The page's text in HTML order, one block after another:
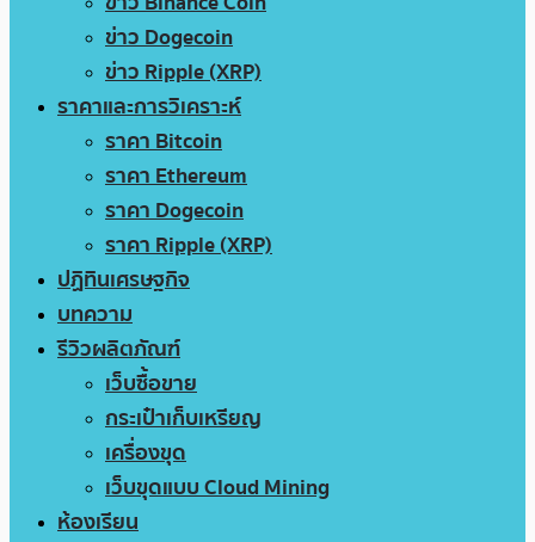
ข่าว Dogecoin
ข่าว Ripple (XRP)
ราคาและการวิเคราะห์
ราคา Bitcoin
ราคา Ethereum
ราคา Dogecoin
ราคา Ripple (XRP)
ปฏิทินเศรษฐกิจ
บทความ
รีวิวผลิตภัณฑ์
เว็บซื้อขาย
กระเป๋าเก็บเหรียญ
เครื่องขุด
เว็บขุดแบบ Cloud Mining
ห้องเรียน